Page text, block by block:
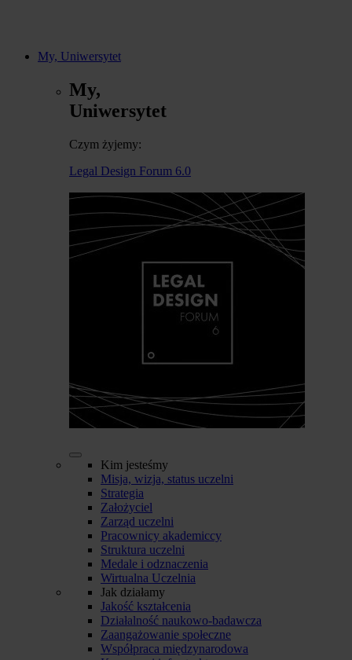
My, Uniwersytet
My,
Uniwersytet
Czym żyjemy:
Legal Design Forum 6.0
Kim jesteśmy
Misja, wizja, status uczelni
Strategia
Założyciel
Zarząd uczelni
Pracownicy akademiccy
Struktura uczelni
Medale i odznaczenia
Wirtualna Uczelnia
Jak działamy
Jakość kształcenia
Działalność naukowo-badawcza
Zaangażowanie społeczne
Współpraca międzynarodowa